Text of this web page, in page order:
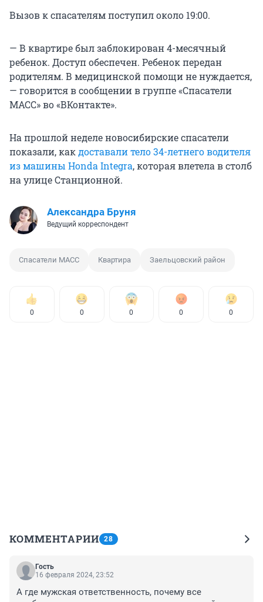
Вызов к спасателям поступил около 19:00.
— В квартире был заблокирован 4-месячный
ребенок. Доступ обеспечен. Ребенок передан
родителям. В медицинской помощи не нуждается,
— говорится в сообщении в группе «Спасатели
МАСС» во «ВКонтакте».
На прошлой неделе новосибирские спасатели
показали, какдоставали тело 34-летнего водителя
из машины Honda Integra, которая влетела в столб
на улице Станционной.
Александра Бруня
Ведущий корреспондент
Спасатели МАСС Квартира Заельцовский район
0 0 0 0 0
КОММЕНТАРИИ 28
Гость
16 февраля 2024, 23:52
А где мужская ответственность, почему все